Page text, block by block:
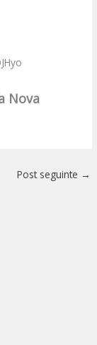
Nova
Post seguinte →